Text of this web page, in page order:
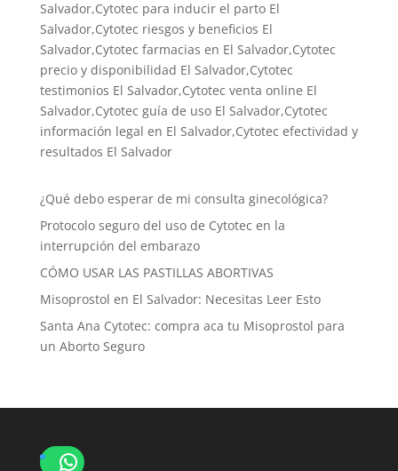
Salvador,Cytotec para inducir el parto El
Salvador,Cytotec riesgos y beneficios El
Salvador,Cytotec farmacias en El Salvador,Cytotec
precio y disponibilidad El Salvador,Cytotec
testimonios El Salvador,Cytotec venta online El
Salvador,Cytotec guía de uso El Salvador,Cytotec
información legal en El Salvador,Cytotec efectividad y
resultados El Salvador
¿Qué debo esperar de mi consulta ginecológica?
Protocolo seguro del uso de Cytotec en la
interrupción del embarazo
CÓMO USAR LAS PASTILLAS ABORTIVAS
Misoprostol en El Salvador: Necesitas Leer Esto
Santa Ana Cytotec: compra aca tu Misoprostol para
un Aborto Seguro
WhatsApp